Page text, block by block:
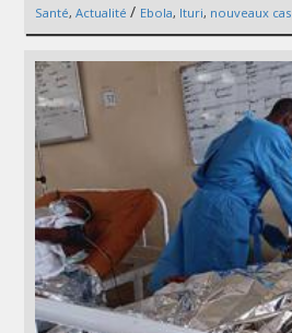
Santé, Actualité / Ebola, Ituri, nouveaux cas